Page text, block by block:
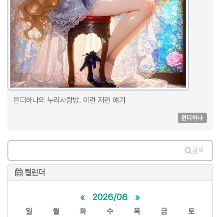
윈디하나의 누리사랑방. 이런 저런 얘기
윈디하나
검색
캘린더
« 2026/08 »
일 월 화 수 목 금 토